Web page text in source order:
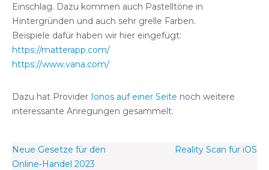
Einschlag. Dazu kommen auch Pastelltöne in
Hintergründen und auch sehr grelle Farben.
Beispiele dafür haben wir hier eingefügt:
https://matterapp.com/
https://www.vana.com/
Dazu hat Provider Ionos auf einer Seite noch weitere
interessante Anregungen gesammelt.
Beitragsnavigation
Neue Gesetze für den
Online-Handel 2023
Reality Scan für iOS